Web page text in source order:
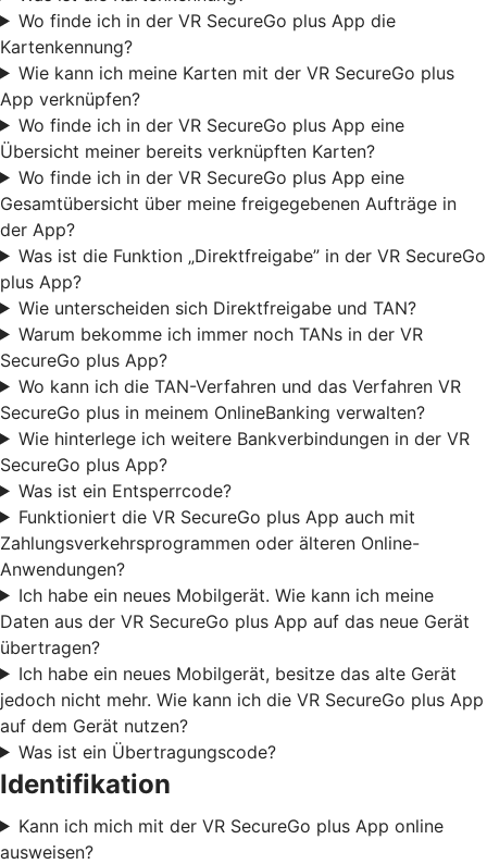
Wo finde ich in der VR SecureGo plus App die
Kartenkennung?
Wie kann ich meine Karten mit der VR SecureGo plus
App verknüpfen?
Wo finde ich in der VR SecureGo plus App eine
Übersicht meiner bereits verknüpften Karten?
Wo finde ich in der VR SecureGo plus App eine
Gesamtübersicht über meine freigegebenen Aufträge in
der App?
Was ist die Funktion „Direktfreigabe” in der VR SecureGo
plus App?
Wie unterscheiden sich Direktfreigabe und TAN?
Warum bekomme ich immer noch TANs in der VR
SecureGo plus App?
Wo kann ich die TAN-Verfahren und das Verfahren VR
SecureGo plus in meinem OnlineBanking verwalten?
Wie hinterlege ich weitere Bankverbindungen in der VR
SecureGo plus App?
Was ist ein Entsperrcode?
Funktioniert die VR SecureGo plus App auch mit
Zahlungsverkehrsprogrammen oder älteren Online-
Anwendungen?
Ich habe ein neues Mobilgerät. Wie kann ich meine
Daten aus der VR SecureGo plus App auf das neue Gerät
übertragen?
Ich habe ein neues Mobilgerät, besitze das alte Gerät
jedoch nicht mehr. Wie kann ich die VR SecureGo plus App
auf dem Gerät nutzen?
Was ist ein Übertragungscode?
Identifikation
Kann ich mich mit der VR SecureGo plus App online
ausweisen?